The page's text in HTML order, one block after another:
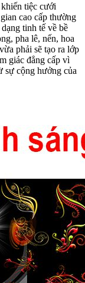
tiệc cưới
cao cấp thường
tinh tế về bề
pha lê, nến, hoa
phải sẽ tạo ra lớp
giác đẳng cấp vì
sự cộng hưởng của